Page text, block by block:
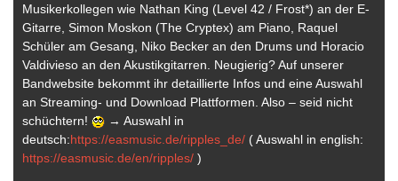
Musikerkollegen wie Nathan King (Level 42 / Frost*) an der E-
Gitarre, Simon Moskon (The Cryptex) am Piano, Raquel
Schüler am Gesang, Niko Becker an den Drums und Horacio
Valdivieso an den Akustikgitarren. Neugierig? Auf unserer
Bandwebsite bekommt ihr detaillierte Infos und eine Auswahl
an Streaming- und Download Plattformen. Also – seid nicht
schüchtern!
→ Auswahl in
deutsch:https://easmusic.de/ripples_de/ ( Auswahl in english:
https://easmusic.de/en/ripples/ )